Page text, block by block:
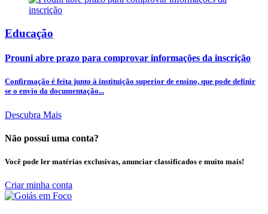
Educação
Prouni abre prazo para comprovar informações da inscrição
Confirmação é feita junto à instituição superior de ensino, que pode definir
se o envio da documentação...
Descubra Mais
Não possui uma conta?
Você pode ler matérias exclusivas, anunciar classificados e muito mais!
Criar minha conta